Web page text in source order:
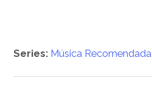
Series: Música Recomendada